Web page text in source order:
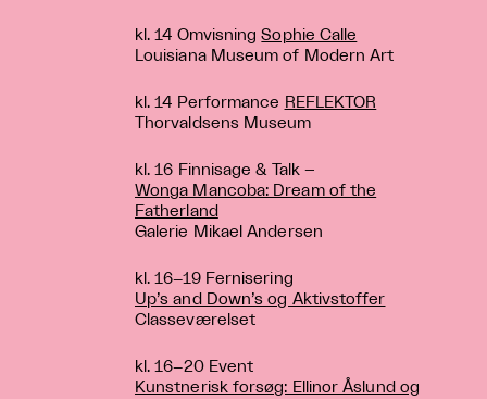
kl. 14 OmvisningSophie Calle
Louisiana Museum of Modern Art
kl. 14 Performance REFLEKTOR
Thorvaldsens Museum
kl. 16 Finnisage & Talk –
Wonga Mancoba: Dream of the
Fatherland
Galerie Mikael Andersen
kl. 16−19 Fernisering
Up’s and Down’s og Aktivstoffer
Classeværelset
kl. 16−20 Event
Kunstnerisk forsøg: Ellinor Åslund og